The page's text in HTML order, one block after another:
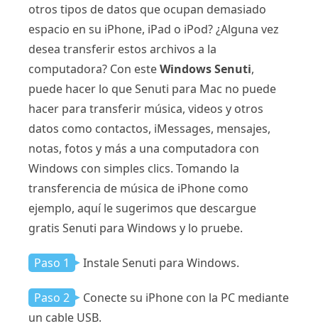
otros tipos de datos que ocupan demasiado
espacio en su iPhone, iPad o iPod? ¿Alguna vez
desea transferir estos archivos a la
computadora? Con esteWindows Senuti,
puede hacer lo que Senuti para Mac no puede
hacer para transferir música, videos y otros
datos como contactos, iMessages, mensajes,
notas, fotos y más a una computadora con
Windows con simples clics. Tomando la
transferencia de música de iPhone como
ejemplo, aquí le sugerimos que descargue
gratis Senuti para Windows y lo pruebe.
Paso 1 Instale Senuti para Windows.
Paso 2
Conecte su iPhone con la PC mediante
un cable USB.